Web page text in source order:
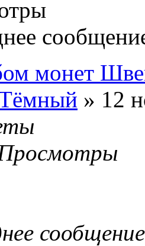
монет
» 12